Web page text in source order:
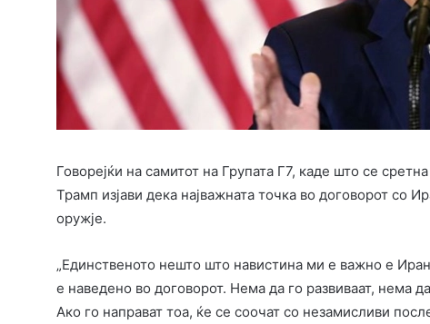
Говорејќи на самитот на Групата Г7, каде што се
Трамп изјави дека најважната точка во договорот со
оружје.
„Единственото нешто што навистина ми е важно е
е наведено во договорот. Нема да го развиваат, нема
Ако го направат тоа, ќе се соочат со незамисливи